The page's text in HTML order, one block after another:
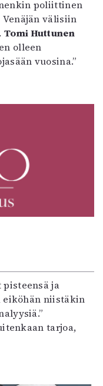
poliittinen
välisiin
Tomi Huttunen
olleen
vuosina.”
pisteensä ja
niistäkin
tarjoa,